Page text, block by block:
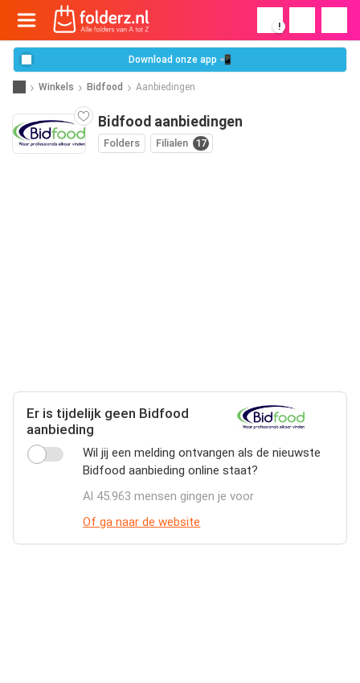
!
Download onze app 📲
Winkels Bidfood Aanbiedingen
Bidfood aanbiedingen
Folders Filialen 17
Er is tijdelijk geen Bidfood
aanbieding
Wil jij een melding ontvangen als de nieuwste
Bidfood aanbieding online staat?
Al 45.963 mensen gingen je voor
Of ga naar de website